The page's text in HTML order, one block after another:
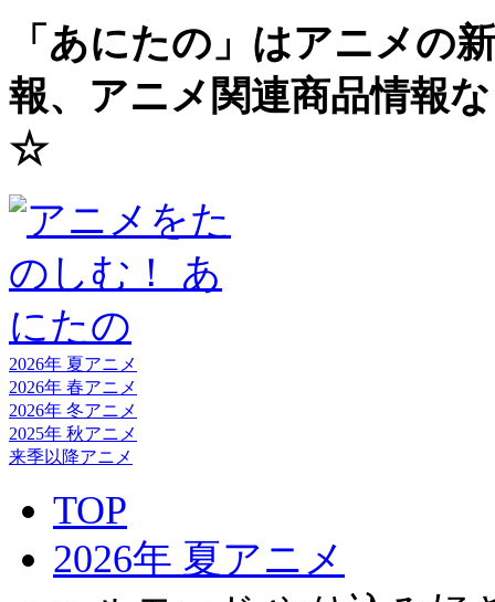
「あにたの」はアニメの
報、アニメ関連商品情報
☆
2026年 夏アニメ
2026年 春アニメ
2026年 冬アニメ
2025年 秋アニメ
来季以降アニメ
TOP
2026年 夏アニメ